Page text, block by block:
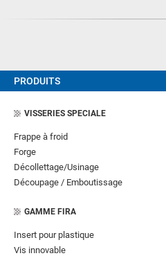
PRODUITS
VISSERIES SPECIALE
Frappe à froid
Forge
Décollettage/Usinage
Découpage / Emboutissage
GAMME FIRA
Insert pour plastique
Vis innovable